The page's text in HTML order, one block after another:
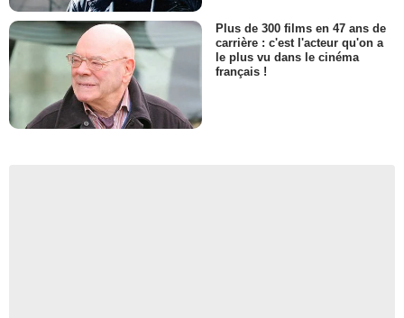
Plus de 300 films en 47 ans de
carrière : c'est l'acteur qu'on a
le plus vu dans le cinéma
français !